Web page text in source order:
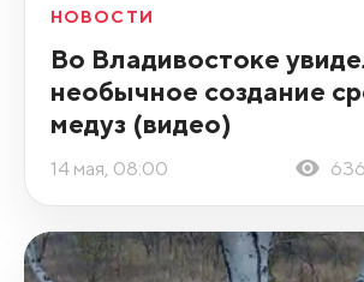
НОВОСТИ
Во Владивостоке
необычное создание
медуз (видео)
14 мая, 08:00 636